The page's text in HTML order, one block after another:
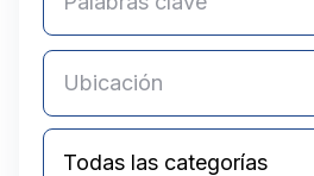
Todas las categorías